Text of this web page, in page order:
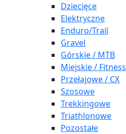
Dziecięce
Elektryczne
Enduro/Trail
Gravel
Górskie / MTB
Miejskie / Fitness
Przełajowe / CX
Szosowe
Trekkingowe
Triathlonowe
Pozostałe